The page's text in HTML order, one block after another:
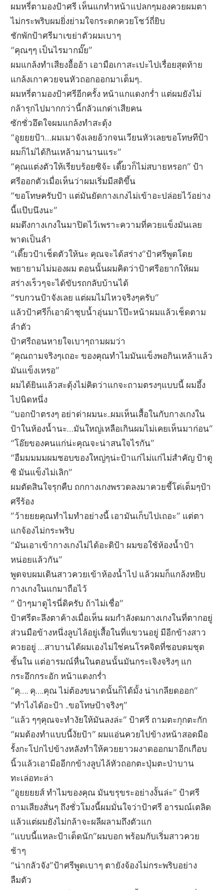
ผมหรี่ตามองป้าศรี เห็นแกทำหน้าแปลกๆมองควยผมตา
ไม่กระพริบผมยิ่งย่ามใจกระดกควยโชว์ถี่ยิบ
ชักพักป้าศรีมาเขย่าตัวผมเบาๆ
“คุณๆๆ เป็นไรมากมั๊ย”
ผมแกล้งทำเสียงอื้ออ้า เอามือเกาสะเปะไปเรื่อยสุดท้าย
แกล้งเกาควยจนหัวถอกออกมาเต็มๆ..
ผมหรี่ตามองป้าศรีอีกครั้ง หน้าแกแดงกร่ำ แต่ผมยังไม่
กล้ารุกไปมากกว่านี้กลัวแกด่าเสียคน
ซักชั่วอึดใจผมแกล้งทำสะดุ้ง
“อูยยยป้า…ผมเมาจังเลยอ้วกจนเวียนหัวเลยขอโทษทีป้า
ผมก็ไม่ได้กินเหล้ามานานแระ”
“คุณแต่งตัวให้เรียบร้อยซิจ้ะ เดี๊ยวก็ไม่สบายหรอก” ป้า
ศรีออกตัวเมื่อเห็นว่าผมเริ่มมีสติขึ้น
“ขอโทษครับป้า แต่มันยัดกางเกงไม่เข้าอะปล่อยไว้อย่าง
นี้แป๊บนึงนะ”
ผมดึงกางเกงในมาปิดไว้เพราะความที่ควยแข็งมันเลย
พาดเป็นลำ
“เดี๊ยวป้าเช็ดตัวให้นะ คุณจะได้สร่าง”ป้าศรีพูดโดย
พยายามไม่มองผม ตอนนั้นผมคิดว่าป้าศรีอยากให้ผม
สร่างเร็วๆจะได้ขับรถกลับบ้านได้
“รบกวนป้าจังเลย แต่ผมไม่ไหวจริงๆครับ”
แล้วป้าศรีก็เอาผ้าชุบน้ำอุ่นมาโป๊ะหน้าผมแล้วเช็ดตาม
ลำตัว
ป้าศรีถอนหายใจเบาๆถามผมว่า
“คุณถามจริงๆเถอะ ของคุณทำไมมันแข็งพอกินเหล้าแล้ว
มันแข็งเหรอ”
ผมได้ยินแล้วสะดุ้งไม่คิดว่าแกจะถามตรงๆแบบนี้ ผมอึ้ง
ไปนิดหนึ่ง
“บอกป้าตรงๆ อย่าด่าผมนะ..ผมเห็นเสื้อในกับกางเกงใน
ป้าในห้องน้ำนะ…มันใหญ่เหลือเกินผมไม่เคยเห็นมาก่อน”
“โอ๊ยของคนแก่น่ะคุณจะน่าสนใจไรกัน”
“อืมมมมมผมชอบของใหญ่ๆน่ะป้าแก่ไม่แก่ไม่สำคัญ ป้าดู
ซิ มันแข็งไม่เลิก”
ผมตัดสินใจรุกคืบ ถกกางเกงพรวดลงมาควยชี้โด่เต็มๆป้า
ศรีร้อง
”ว้ายยยคุณทำไมทำอย่างนี้ เอามันเก็บไปเถอะ” แต่ตา
แกจ้องไม่กระพริบ
“มันเอาเข้ากางเกงไม่ได้อะดิป้า ผมขอใช้ห้องน้ำป้า
หน่อยแล้วกัน”
พูดจบผมเดินสาวควยเข้าห้องน้ำไป แล้วผมก็แกล้งหยิบ
กางเกงในแกมาถือไว้
“ ป้าๆมาดูไรนี่ดิครับ ถ้าไม่เชื่อ”
ป้าศรีตะลึงตาค้างเมื่อเห็น ผมกำลังดมกางเกงในที่ตากอยู่
ส่วนมือข้างหนึ่งลูบไล้อยู่เสื้อในที่แขวนอยู่ มีอีกข้างสาว
ควยอยู่ …สาบานได้ผมเองไม่ใช่คนโรคจิตที่ชอบดมชุด
ชั้นใน แต่อารมณ์หื่นในตอนนั้นมันกระเจิงจริงๆ แก
กระอึกกระอัก หน้าแดงกร่ำ
“คุ…. คุ….คุณ ไม่ต้องขนาดนั้นก็ได้มั้ง น่าเกลียดออก”
“ทำไงได้อะป้า ..ขอโทษป้าจริงๆ”
“แล้ว ๆๆคุณจะทำงัยให้มันลงล่ะ” ป้าศรี ถามตะกุกตะกัก
“ผมต้องทำแบบนี้งัยป้า” ผมแอ่นควยไปข้างหน้าสอดมือ
รั้งกะโปกไปข้างหลังทำให้ควยยาวผงาดออกมาอีกเกือบ
นิ้วแล้วเอามีออีกกข้างลูบไล้หัวถอกตะปุ่มตะป่าบาน
ทะเล่อทะล่า
“อูยยยยส์ ทำไมของคุณ มันขรุขระอย่างงั้นล่ะ” ป้าศรี
ถามเสียงสั่นๆ ถึงชั่วโมงนี้ผมมั่นใจว่าป้าศรี อารมณ์เตลิด
แล้วแต่ผมยังไม่กล้าจะผลีผลามถึงตัวแก
“แบบนี้แหละป้าเด็ดนัก”ผมบอก พร้อมกับเริ่มสาวควย
ช้าๆ
“น่ากลัวจัง”ป้าศรีพูดเบาๆ ตายังจ้องไม่กระพริบอย่าง
ลืมตัว